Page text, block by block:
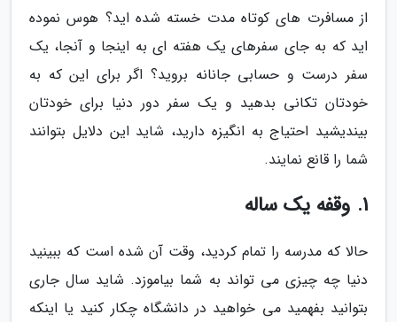
از مسافرت های کوتاه مدت خسته شده اید؟ هوس نموده
اید که به جای سفرهای یک هفته ای به اینجا و آنجا، یک
سفر درست و حسابی جانانه بروید؟ اگر برای این که به
خودتان تکانی بدهید و یک سفر دور دنیا برای خودتان
بیندیشید احتیاج به انگیزه دارید، شاید این دلایل بتوانند
شما را قانع نمایند.
1. وقفه یک ساله
حالا که مدرسه را تمام کردید، وقت آن شده است که ببینید
دنیا چه چیزی می تواند به شما بیاموزد. شاید سال جاری
بتوانید بفهمید می خواهید در دانشگاه چکار کنید یا اینکه